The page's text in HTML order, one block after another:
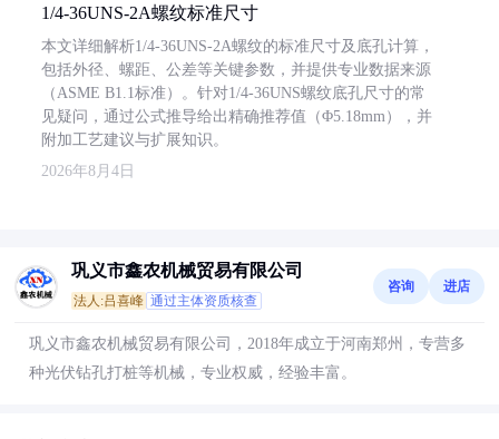
1/4-36UNS-2A螺纹标准尺寸
本文详细解析1/4-36UNS-2A螺纹的标准尺寸及底孔计算，
包括外径、螺距、公差等关键参数，并提供专业数据来源
（ASME B1.1标准）。针对1/4-36UNS螺纹底孔尺寸的常
见疑问，通过公式推导给出精确推荐值（Φ5.18mm），并
附加工艺建议与扩展知识。
2026年8月4日
巩义市鑫农机械贸易有限公司
法人:吕喜峰 通过主体资质核查
咨询 进店
巩义市鑫农机械贸易有限公司，2018年成立于河南郑州，专营多
种光伏钻孔打桩等机械，专业权威，经验丰富。